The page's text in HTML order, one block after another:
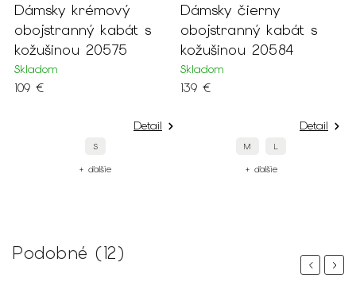
Dámsky krémový
obojstranný kabát s
kožušinou 20575
Skladom
109 €
Detail
S
+ ďalšie
Dámsky čierny
obojstranný kabát s
kožušinou 20584
Skladom
139 €
Detail
M L
+ ďalšie
Podobné (12)
PreviousNext